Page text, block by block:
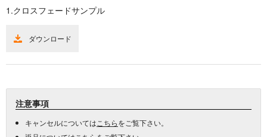
1.クロスフェードサンプル
ダウンロード
注意事項
キャンセルについては こちらをご覧下さい。